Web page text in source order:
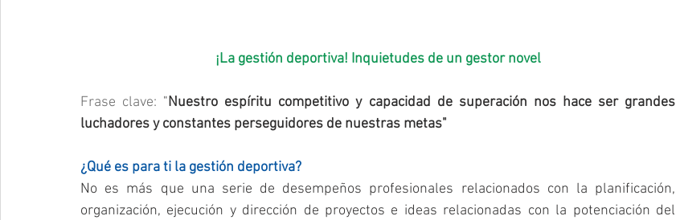
¡La gestión deportiva! Inquietudes de un gestor novel
Frase clave: "Nuestro espíritu competitivo y capacidad de superación nos hace ser grandes
luchadores y constantes perseguidores de nuestras metas"
¿Qué es para ti la gestión deportiva?
No es más que una serie de desempeños profesionales relacionados con la planificación,
organización, ejecución y dirección de proyectos e ideas relacionadas con la potenciación del